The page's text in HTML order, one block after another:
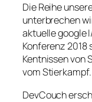
Die Reihe
unterbrechen
aktuelle google
Konferenz
Kentnissen von
vom Stierkampf.
DevCouch